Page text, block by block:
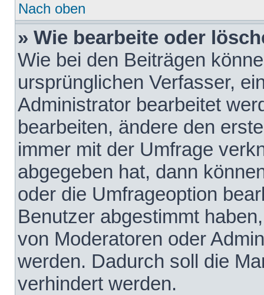
Nach oben
» Wie bearbeite oder
Wie bei den Beiträgen
ursprünglichen Verfasser,
Administrator bearbeitet
bearbeiten, ändere den
immer mit der Umfrage
abgegeben hat, dann
oder die Umfrageoption
Benutzer abgestimmt
von Moderatoren oder
werden. Dadurch soll die
verhindert werden.